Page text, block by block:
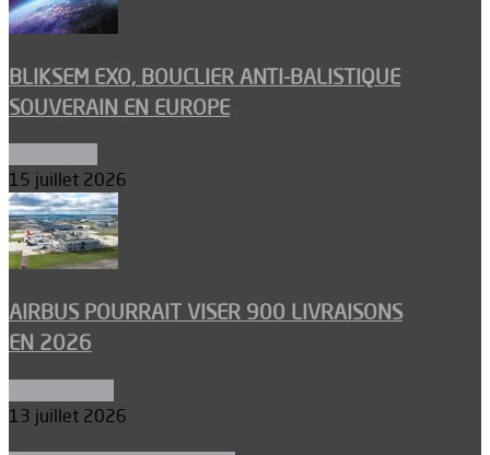
BLIKSEM EXO, BOUCLIER ANTI-BALISTIQUE
SOUVERAIN EN EUROPE
15 juillet 2026
AIRBUS POURRAIT VISER 900 LIVRAISONS
EN 2026
13 juillet 2026